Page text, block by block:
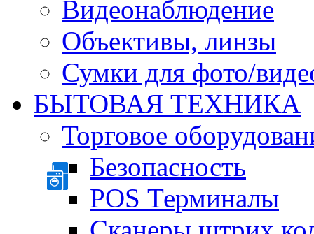
Видеонаблюдение
Объективы, линзы
Сумки для фото/
БЫТОВАЯ ТЕХНИКА
Торговое
Безопасность
POS Терминалы